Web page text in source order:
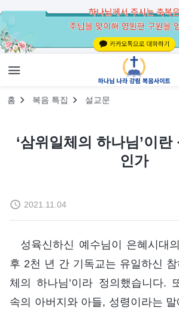
홈 복음 특집 설교문
‘삼위일체의 하나님’이
인가
2021.11.04
성육신하신 예수님이 은혜시대
후 2천 년 간 기독교는 유일하신 참
체의 하나님’이라 정의했습니다.
속의 아버지와 아들, 성령이라는